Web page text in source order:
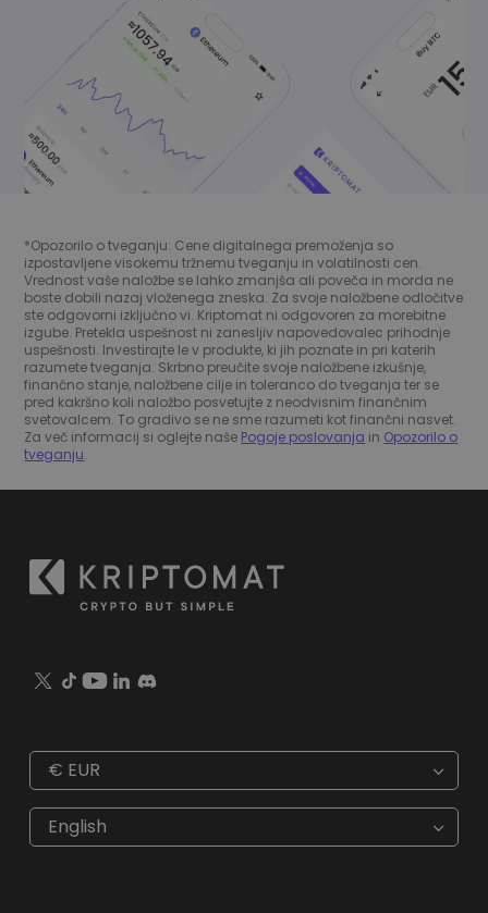
*Opozorilo o tveganju: Cene digitalnega premoženja so
izpostavljene visokemu tržnemu tveganju in volatilnosti cen.
Vrednost vaše naložbe se lahko zmanjša ali poveča in morda ne
boste dobili nazaj vloženega zneska. Za svoje naložbene odločitve
ste odgovorni izključno vi. Kriptomat ni odgovoren za morebitne
izgube. Pretekla uspešnost ni zanesljiv napovedovalec prihodnje
uspešnosti. Investirajte le v produkte, ki jih poznate in pri katerih
razumete tveganja. Skrbno preučite svoje naložbene izkušnje,
finančno stanje, naložbene cilje in toleranco do tveganja ter se
pred kakršno koli naložbo posvetujte z neodvisnim finančnim
svetovalcem. To gradivo se ne sme razumeti kot finančni nasvet.
Za več informacij si oglejte naše Pogoje poslovanja in Opozorilo o
tveganju.
€ EUR
€ EUR
$ USD
kr SEK
fr. CHF
English